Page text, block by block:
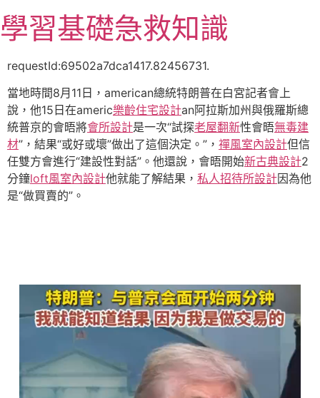
至
主
容
學習基礎急救知識
requestId:69502a7dca1417.82456731.
當地時間8月11日，american總統特朗普在白宮記者會上
說，他15日在americ樂齡住宅設計an阿拉斯加州與俄羅斯總
統普京的會晤將會所設計是一次“試探老屋翻新性會晤無毒建
材”，結果“或好或壞”做出了這個決定。”， 禪風室內設計但信
任雙方會進行“建設性對話”。他還說，會晤開始新古典設計2
分鐘loft風室內設計他就能了解結果， 私人招待所設計因為他
是“做買賣的”。